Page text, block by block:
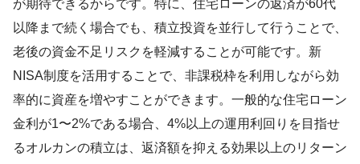
が期待できるからです。特に、住宅ローンの返済が60代
以降まで続く場合でも、積立投資を並行して行うことで、
老後の資金不足リスクを軽減することが可能です。新
NISA制度を活用することで、非課税枠を利用しながら効
率的に資産を増やすことができます。一般的な住宅ローン
金利が1〜2%である場合、4%以上の運用利回りを目指せ
るオルカンの積立は、返済額を抑える効果以上のリターン